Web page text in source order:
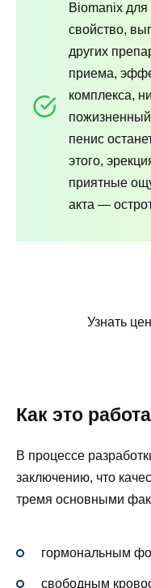
Biomanix
свойство,
других
приема,
комплекса,
пенис
этого,
приятные
акта —
Узнать
Как это
В процессе
заключению, что
тремя основными
гормональным
свободным